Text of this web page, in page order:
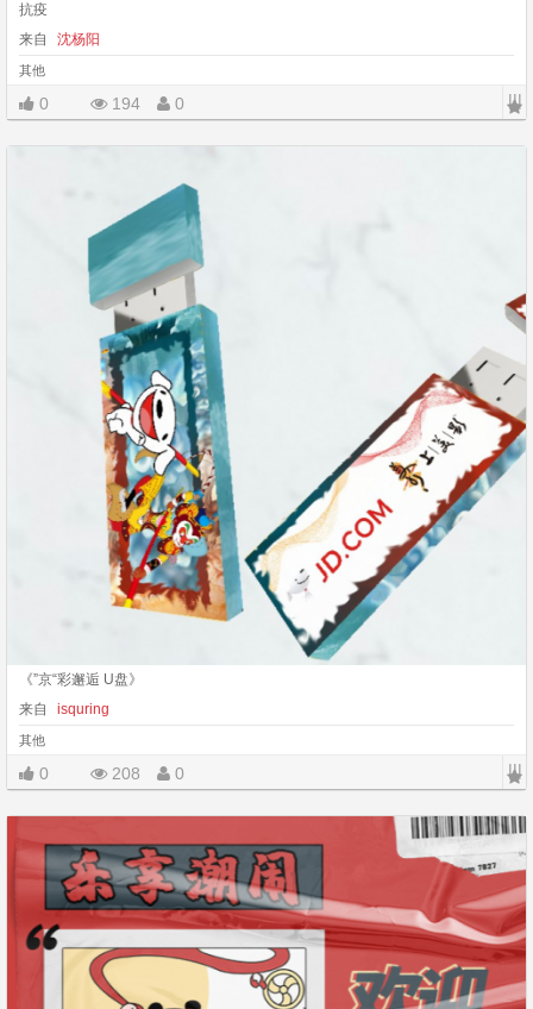
抗疫
来自
沈杨阳
其他
0 194 0 |||
《”京“彩邂逅 U盘》
来自
isquring
其他
0 208 0 |||